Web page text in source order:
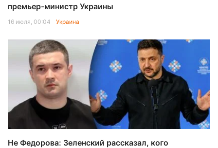
премьер-министр Украины
16 июля, 00:04 Украина
Не Федорова: Зеленский рассказал, кого